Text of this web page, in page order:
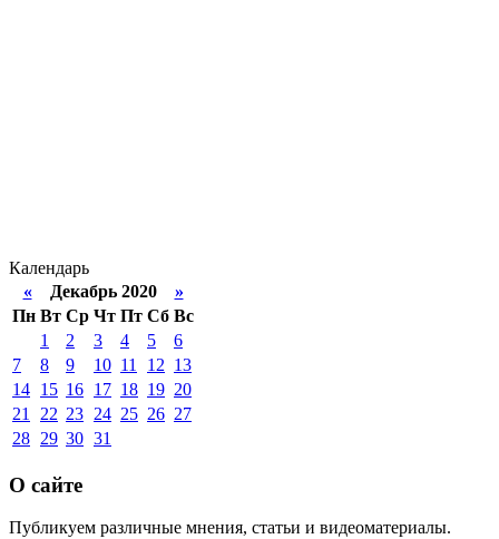
Календарь
«Декабрь 2020 »
Пн Вт Ср Чт Пт Сб Вс
1
2 3 4 5
6
7
8 9 10 11 12 13
14 15 16 17 18 19 20
21
22 23 24 25 26 27
28 29 30 31
О сайте
Публикуем различные мнения, статьи и видеоматериалы.